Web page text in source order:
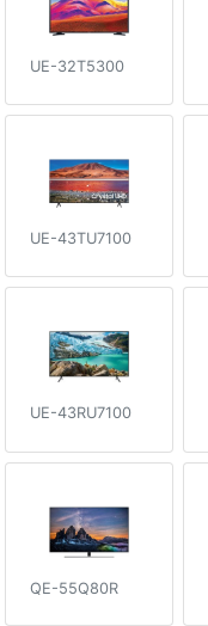
UE-32T5300
UE-43TU7100
UE-43RU7100
QE-55Q80R